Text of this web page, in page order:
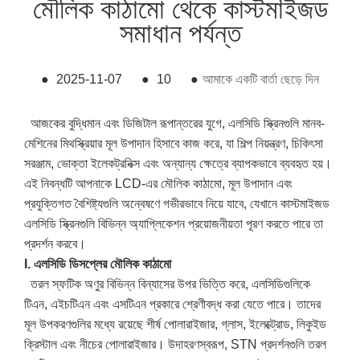
মৌলিক কাঠামো থেকে কাস্টমাইজড
সমাধান পর্যন্ত
● 2025-11-07 ● 10 ● আমাকে একটি বার্তা ছেড়ে দিন
আজকের বুদ্ধিমান এবং ডিজিটাল রূপান্তরের যুগে, এলসিডি স্ক্রিনগুলি মানব-
মেশিনের মিথস্ক্রিয়ার মূল উপাদান হিসাবে কাজ করে, যা শিল্প নিয়ন্ত্রণ, চিকিৎসা
সরঞ্জাম, ভোক্তা ইলেকট্রনিক্স এবং অন্যান্য ক্ষেত্রে ব্যাপকভাবে ব্যবহৃত হয়।
এই নিবন্ধটি আপনাকে LCD-এর মৌলিক কাঠামো, মূল উপাদান এবং
প্রযুক্তিগত বৈশিষ্ট্যগুলি অন্বেষণে গভীরভাবে নিয়ে যাবে, যেখানে কাস্টমাইজড
এলসিডি স্ক্রিনগুলি বিভিন্ন অ্যাপ্লিকেশন প্রয়োজনীয়তা পূরণ করতে পারে তা
প্রদর্শন করবে।
I. এলসিডি ডিসপ্লের মৌলিক কাঠামো
তরল স্ফটিক অণুর বিভিন্ন বিন্যাসের উপর ভিত্তি করে, এলসিডিগুলিকে
টিএন, এইচটিএন এবং এসটিএন প্রকারে শ্রেণীবদ্ধ করা যেতে পারে। তাদের
মূল উপকরণগুলির মধ্যে রয়েছে শীর্ষ পোলারাইজার, গ্লাস, ইলেক্ট্রোড, লিকুইড
ক্রিস্টাল এবং নীচের পোলারাইজার। উদাহরণস্বরূপ, STN প্রদর্শনগুলি তরল